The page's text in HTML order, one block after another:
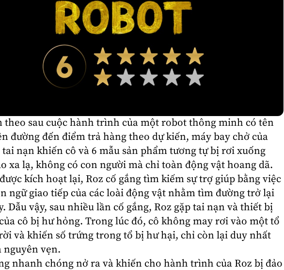
theo sau cuộc hành trình của một robot thông minh có tên
đường đến điểm trả hàng theo dự kiến, máy bay chở của
tai nạn khiến cô và 6 mẫu sản phẩm tương tự bị rơi xuống
xa lạ, không có con người mà chỉ toàn động vật hoang dã.
kích hoạt lại, Roz cố gắng tìm kiếm sự trợ giúp bằng việc
ngữ giao tiếp của các loài động vật nhằm tìm đường trở lại
Dẫu vậy, sau nhiều lần cố gắng, Roz gặp tai nạn và thiết bị
cô bị hư hỏng. Trong lúc đó, cô không may rơi vào một tổ
và khiến số trứng trong tổ bị hư hại, chỉ còn lại duy nhất
nguyên vẹn.
nhanh chóng nở ra và khiến cho hành trình của Roz bị đảo